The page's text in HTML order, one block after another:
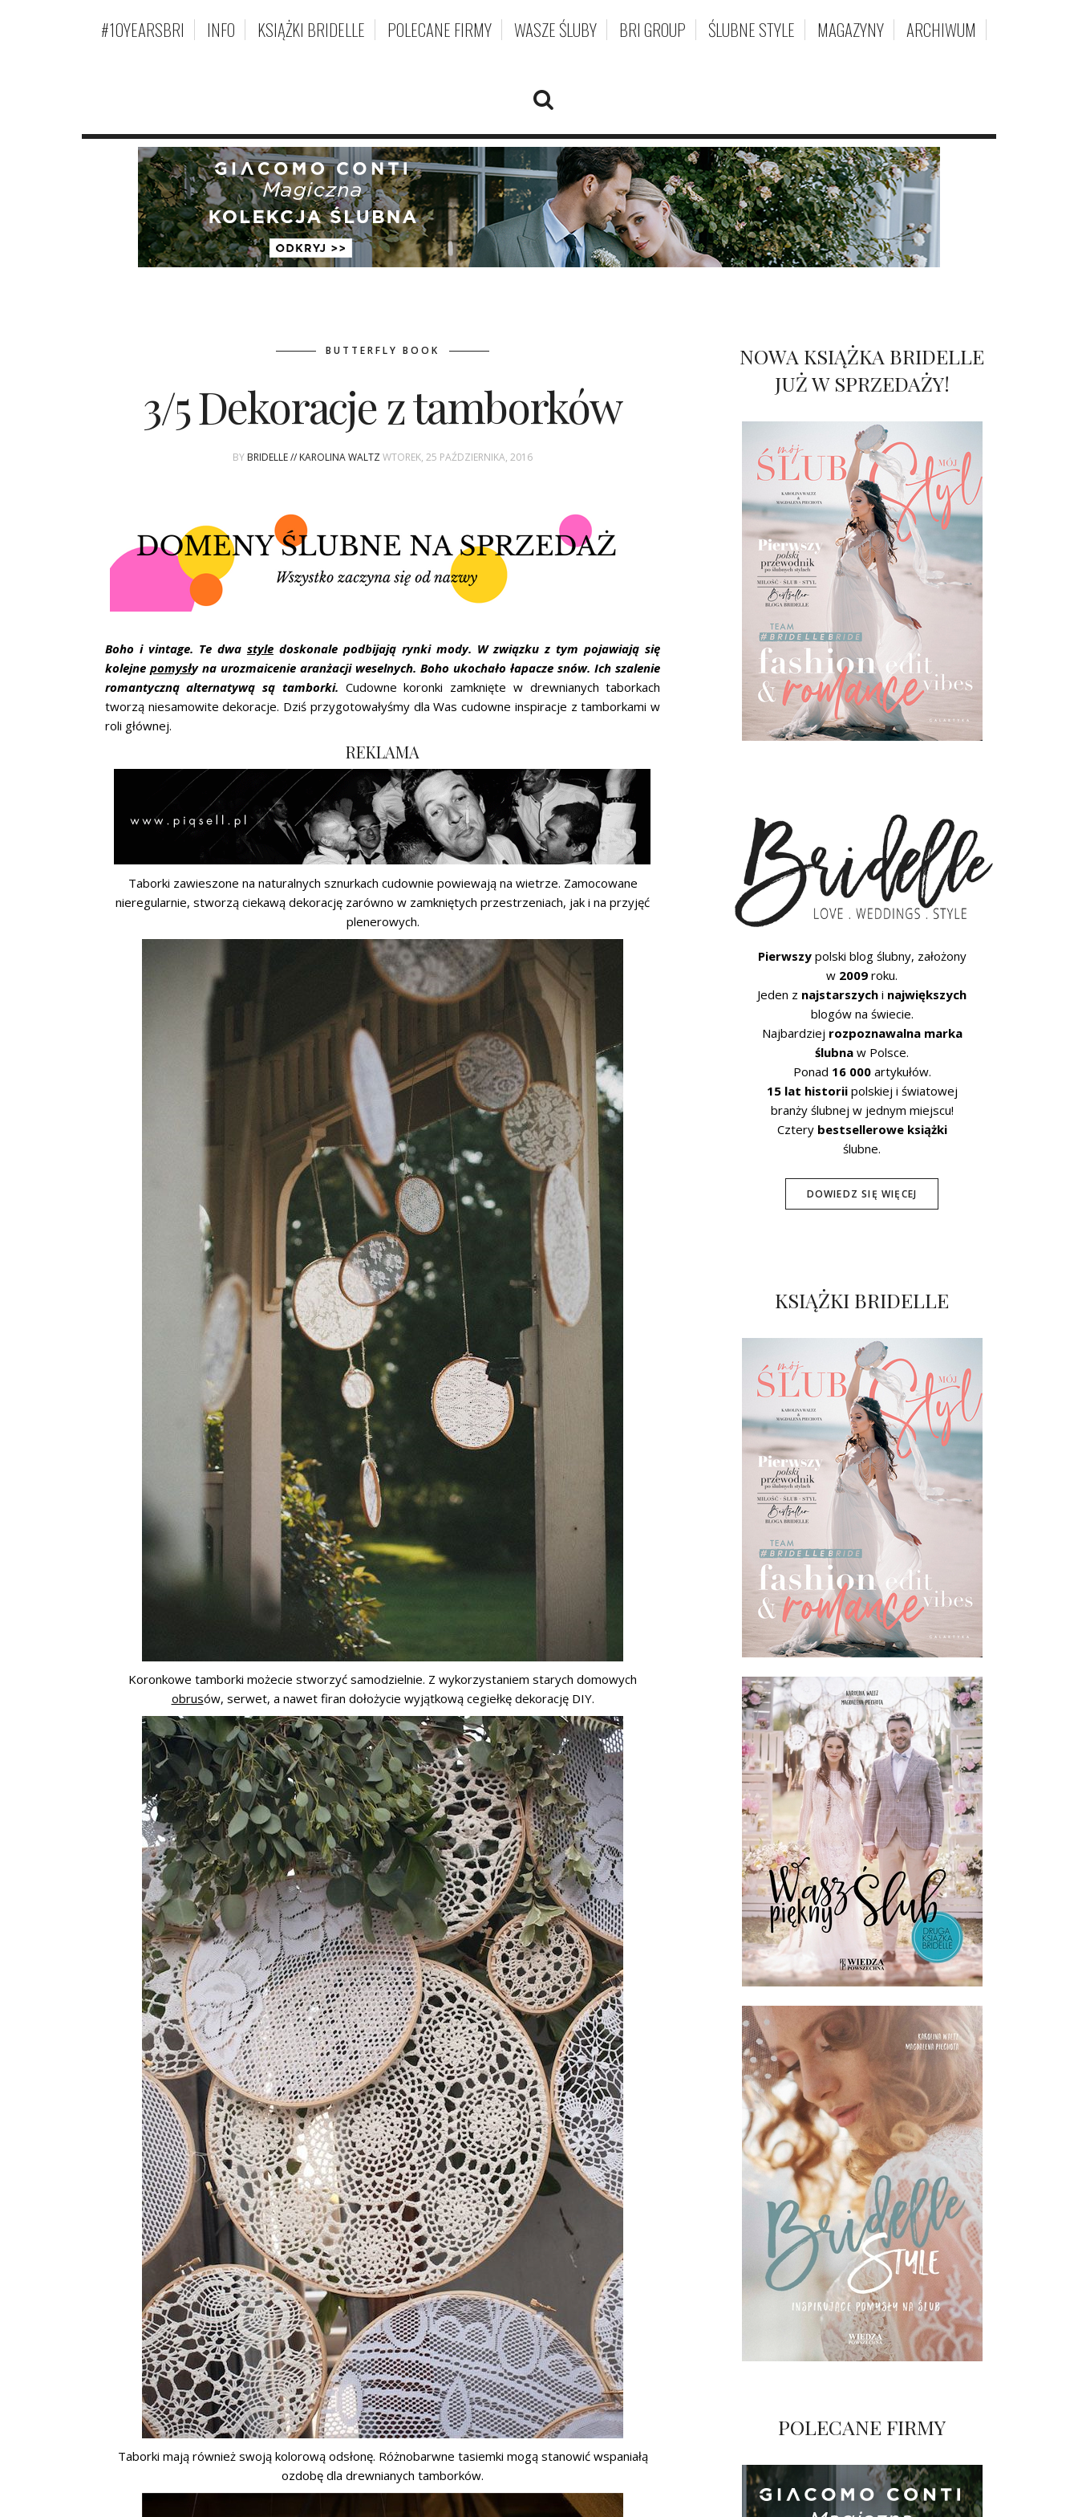
#10YEARSBRI INFO KSIĄŻKI BRIDELLE POLECANE FIRMY WASZE ŚLUBY BRI GROUP ŚLUBNE STYLE MAGAZYNY ARCHIWUM
BUTTERFLY BOOK
3/5 Dekoracje z tamborków
BY BRIDELLE // KAROLINA WALTZWTOREK, 25 PAŹDZIERNIKA, 2016
Boho i vintage. Te dwa styledoskonale podbijają rynki mody. W związku z tym pojawiają się
kolejne pomysły na urozmaicenie aranżacji weselnych. Boho ukochało łapacze snów. Ich szalenie
romantyczną alternatywą są tamborki. Cudowne koronki zamknięte w drewnianych taborkach
tworzą niesamowite dekoracje. Dziś przygotowałyśmy dla Was cudowne inspiracje z tamborkami w
roli głównej.
REKLAMA
Taborki zawieszone na naturalnych sznurkach cudownie powiewają na wietrze. Zamocowane
nieregularnie, stworzą ciekawą dekorację zarówno w zamkniętych przestrzeniach, jak i na przyjęć
plenerowych.
Koronkowe tamborki możecie stworzyć samodzielnie. Z wykorzystaniem starych domowych
obrusów, serwet, a nawet firan dołożycie wyjątkową cegiełkę dekorację DIY.
Taborki mają również swoją kolorową odsłonę. Różnobarwne tasiemki mogą stanowić wspaniałą
ozdobę dla drewnianych tamborków.
NOWA KSIĄŻKA BRIDELLE
JUŻ W SPRZEDAŻY!
Pierwszypolski blog ślubny, założony
w 2009 roku.
Jeden z najstarszych i największych
blogów na świecie.
Najbardziej rozpoznawalna marka
ślubna w Polsce.
Ponad 16 000artykułów.
15 lat historiipolskiej i światowej
branży ślubnej w jednym miejscu!
Cztery bestsellerowe książki
ślubne.
DOWIEDZ SIĘ WIĘCEJ
KSIĄŻKI BRIDELLE
POLECANE FIRMY